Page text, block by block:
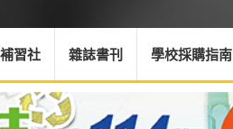
補習社 雜誌書刊 學校採購指南